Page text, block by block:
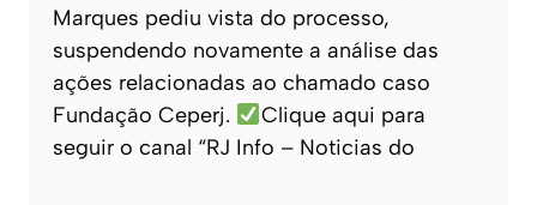
Marques pediu vista do processo,
suspendendo novamente a análise das
ações relacionadas ao chamado caso
Fundação Ceperj.
Clique aqui para
seguir o canal “RJ Info – Noticias do